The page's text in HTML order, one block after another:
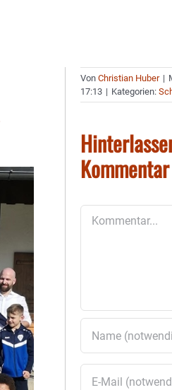
VonChristian Huber |
17:13 | Kategorien:
Kommentar